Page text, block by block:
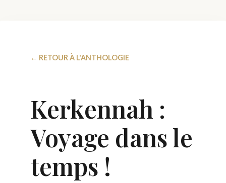
← RETOUR À L'ANTHOLOGIE
Kerkennah :
Voyage dans le
temps !